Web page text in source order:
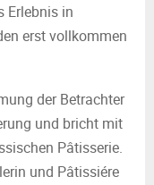
Erlebnis in
erst vollkommen
der Betrachter
und bricht mit
Pâtisserie.
und Pâtissiére